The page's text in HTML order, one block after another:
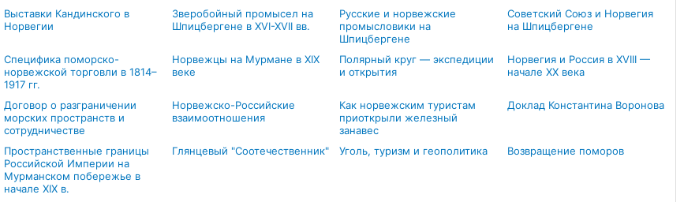
Выставки Кандинского в
Норвегии
Зверобойный промысел на
Шпицбергене в XVI-XVII вв.
Русские и норвежские
промысловики на
Шпицбергене
Советский Союз и Норвегия
на Шпицбергене
Специфика поморско-
норвежской торговли в 1814–
1917 гг.
Норвежцы на Мурмане в XIX
веке
Полярный круг — экспедиции
и открытия
Норвегия и Россия в XVIII —
начале XX века
Договор о разграничении
морских пространств и
сотрудничестве
Норвежско-Российские
взаимоотношения
Как норвежским туристам
приоткрыли железный
занавес
Доклад Константина Воронова
Пространственные границы
Российской Империи на
Мурманском побережье в
начале XIX в.
Глянцевый "Соотечественник" Уголь, туризм и геополитика Возвращение поморов